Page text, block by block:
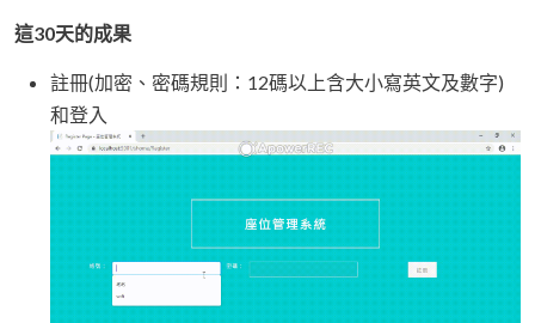
這30天的成果
註冊(加密、密碼規則：12碼以上含大小寫英文及數字)
和登入